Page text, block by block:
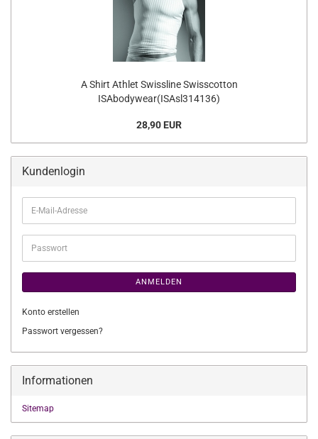
A Shirt Athlet Swissline Swisscotton
ISAbodywear(ISAsl314136)
28,90 EUR
Kundenlogin
E-
Mail-
Adresse
Passwort
ANMELDEN
Konto erstellen
Passwort vergessen?
Informationen
Sitemap